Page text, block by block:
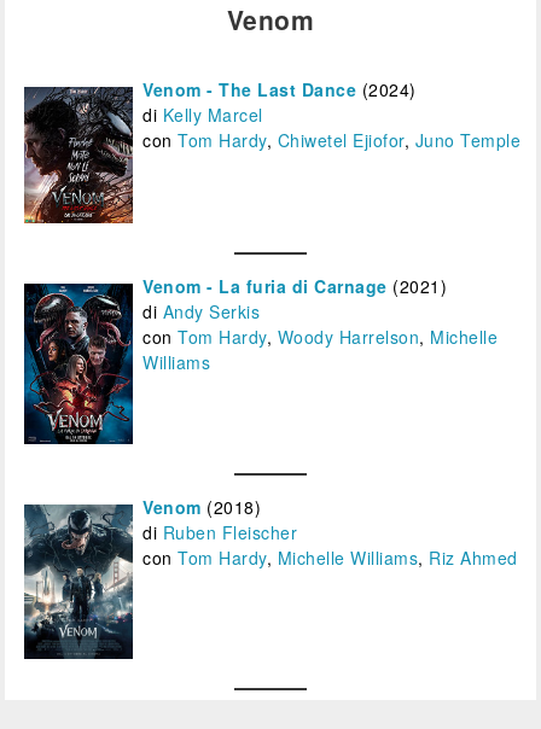
Venom
Venom - The Last Dance (2024)
di Kelly Marcel
conTom Hardy, Chiwetel Ejiofor, Juno Temple
Venom - La furia di Carnage (2021)
di Andy Serkis
conTom Hardy, Woody Harrelson, Michelle
Williams
Venom (2018)
di Ruben Fleischer
conTom Hardy, Michelle Williams, Riz Ahmed